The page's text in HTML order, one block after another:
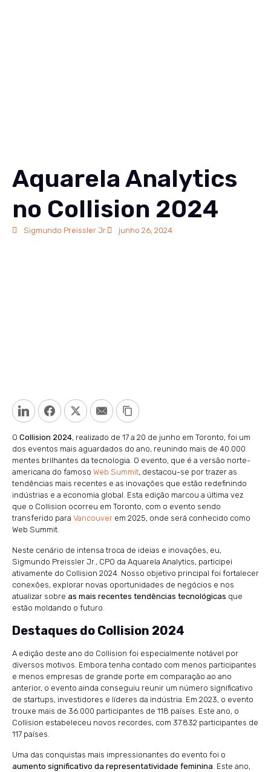
Aquarela Analytics
no Collision 2024
Sigmundo Preissler Jr. junho 26, 2024
LinkedInFacebookTwitterEmail Copy Link
O Collision 2024, realizado de 17 a 20 de junho em Toronto, foi um
dos eventos mais aguardados do ano, reunindo mais de 40.000
mentes brilhantes da tecnologia. O evento, que é a versão norte-
americana do famoso Web Summit, destacou-se por trazer as
tendências mais recentes e as inovações que estão redefinindo
indústrias e a economia global. Esta edição marcou a última vez
que o Collision ocorreu em Toronto, com o evento sendo
transferido para Vancouver em 2025, onde será conhecido como
Web Summit.
Neste cenário de intensa troca de ideias e inovações, eu,
Sigmundo Preissler Jr., CPO da Aquarela Analytics, participei
ativamente do Collision 2024. Nosso objetivo principal foi fortalecer
conexões, explorar novas oportunidades de negócios e nos
atualizar sobre as mais recentes tendências tecnológicas que
estão moldando o futuro.
Destaques do Collision 2024
A edição deste ano do Collision foi especialmente notável por
diversos motivos. Embora tenha contado com menos participantes
e menos empresas de grande porte em comparação ao ano
anterior, o evento ainda conseguiu reunir um número significativo
de startups, investidores e líderes da indústria. Em 2023, o evento
trouxe mais de 36.000 participantes de 118 países. Este ano, o
Collision estabeleceu novos recordes, com 37.832 participantes de
117 países.
Uma das conquistas mais impressionantes do evento foi o
aumento significativo da representatividade feminina. Este ano,